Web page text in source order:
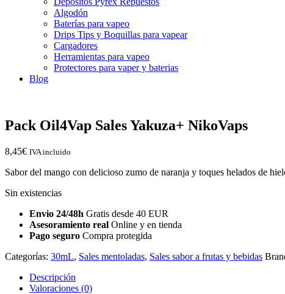
Algodón
Baterías para vapeo
Drips Tips y Boquillas para vapear
Cargadores
Herramientas para vapeo
Protectores para vaper y baterias
Blog
Pack Oil4Vap Sales Yakuza+ NikoVaps
8,45€ IVA incluido
Sabor del mango con delicioso zumo de naranja y toques helados de
Sin existencias
Envio 24/48h Gratis desde 40 EUR
Asesoramiento real Online y en tienda
Pago seguro Compra protegida
Categorías: 30mL, Sales mentoladas, Sales sabor a frutas y bebidas
Descripción
Valoraciones (0)